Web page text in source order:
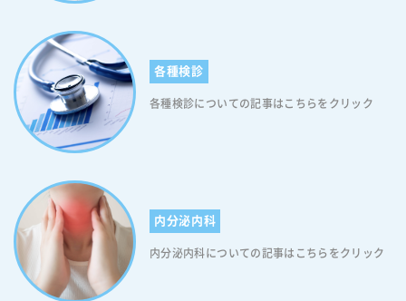
各種検診
各種検診についての記事はこちらをクリック
内分泌内科
内分泌内科についての記事はこちらをクリック